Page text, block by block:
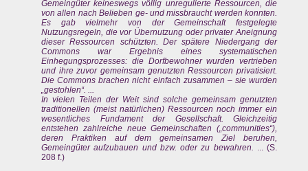
Gemeingüter keineswegs völlig unregulierte Ressourcen, die
von allen nach Belieben ge- und missbraucht werden konnten.
Es gab vielmehr von der Gemeinschaft festgelegte
Nutzungsregeln, die vor Übernutzung oder privater Aneignung
dieser Ressourcen schützten. Der spätere Niedergang der
Commons war Ergebnis eines systematischen
Einhegungsprozesses: die Dorfbewohner wurden vertrieben
und ihre zuvor gemeinsam genutzten Ressourcen privatisiert.
Die Commons brachen nicht einfach zusammen – sie wurden
„gestohlen“. ...
In vielen Teilen der Weit sind solche gemeinsam genutzten
traditionellen (meist natürlichen) Ressourcen noch immer ein
wesentliches Fundament der Gesellschaft. Gleichzeitig
entstehen zahlreiche neue Gemeinschaften („communities“),
deren Praktiken auf dem gemeinsamen Ziel beruhen,
Gemeingüter aufzubauen und bzw. oder zu bewahren. ... (S.
208 f.)